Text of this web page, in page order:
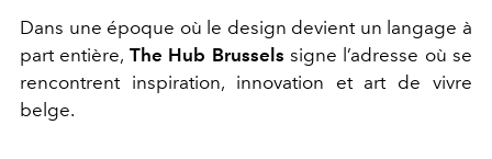
Dans une époque où le design devient un langage à
part entière, The Hub Brussels signe l’adresse où se
rencontrent inspiration, innovation et art de vivre
belge.